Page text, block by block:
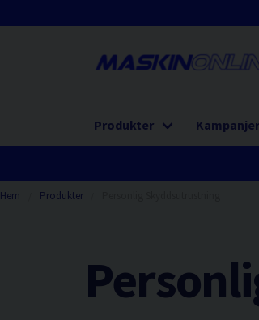
Produkter Kampanjer
Hem Produkter